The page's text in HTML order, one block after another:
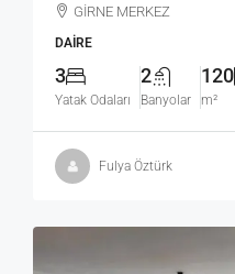
GİRNE MERKEZ
DAIRE
3
Yatak Odaları
2
Banyolar
120
m²
Fulya Öztürk